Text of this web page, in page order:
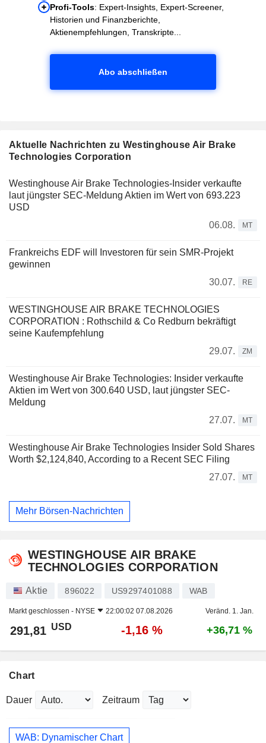
Profi-Tools: Expert-Insights, Expert-Screener,
Historien und Finanzberichte,
Aktienempfehlungen, Transkripte...
Abo abschließen
Aktuelle Nachrichten zu Westinghouse Air Brake
Technologies Corporation
Westinghouse Air Brake Technologies-Insider verkaufte
laut jüngster SEC-Meldung Aktien im Wert von 693.223
USD
06.08.
MT
Frankreichs EDF will Investoren für sein SMR-Projekt
gewinnen
30.07.
RE
WESTINGHOUSE AIR BRAKE TECHNOLOGIES
CORPORATION : Rothschild & Co Redburn bekräftigt
seine Kaufempfehlung
29.07.
ZM
Westinghouse Air Brake Technologies: Insider verkaufte
Aktien im Wert von 300.640 USD, laut jüngster SEC-
Meldung
27.07.
MT
Westinghouse Air Brake Technologies Insider Sold Shares
Worth $2,124,840, According to a Recent SEC Filing
27.07.
MT
Mehr Börsen-Nachrichten
WESTINGHOUSE AIR BRAKE
TECHNOLOGIES CORPORATION
Aktie 896022 US9297401088 WAB
Markt geschlossen - NYSE 22:00:02 07.08.2026 Veränd. 1. Jan.
291,81 USD -1,16 % +36,71 %
Chart
Dauer Zeitraum
WAB: Dynamischer Chart